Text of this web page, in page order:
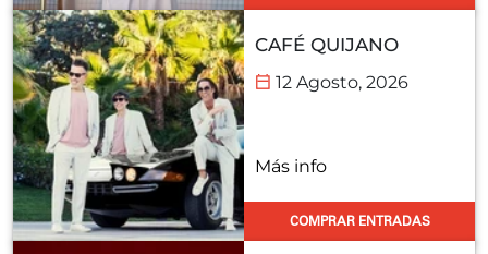
CAFÉ QUIJANO
12 Agosto, 2026
Más info
COMPRAR ENTRADAS